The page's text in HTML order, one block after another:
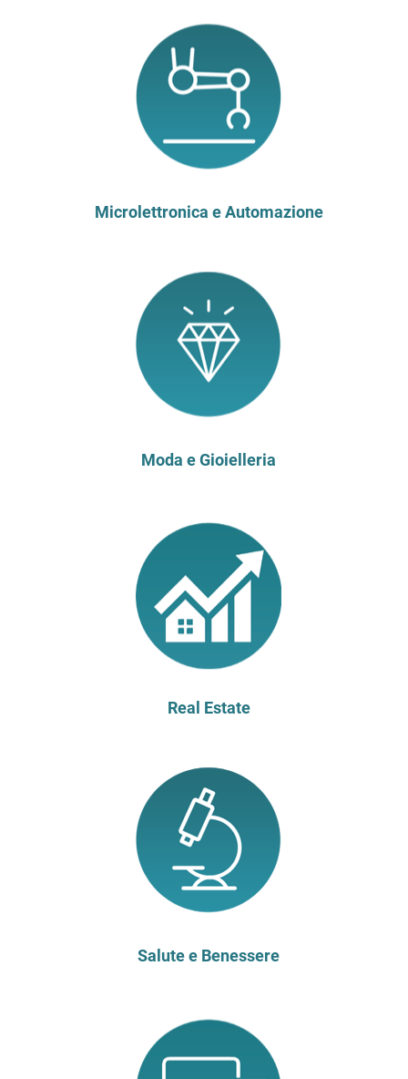
Microlettronica e Automazione
Moda e Gioielleria
Real Estate
Salute e Benessere